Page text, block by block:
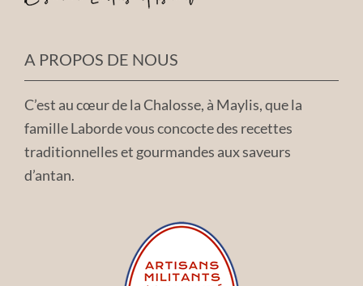
A PROPOS DE NOUS
C’est au cœur de la Chalosse, à Maylis, que la
famille Laborde vous concocte des recettes
traditionnelles et gourmandes aux saveurs
d’antan.